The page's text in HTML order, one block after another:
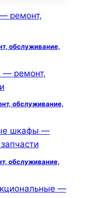
обслуживание,
обслуживание,
обслуживание,